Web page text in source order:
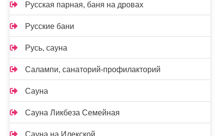
Русская парная, баня на дровах
Русские бани
Русь, сауна
Салампи, санаторий-профилакторий
Сауна
Сауна Ликбеза Семейная